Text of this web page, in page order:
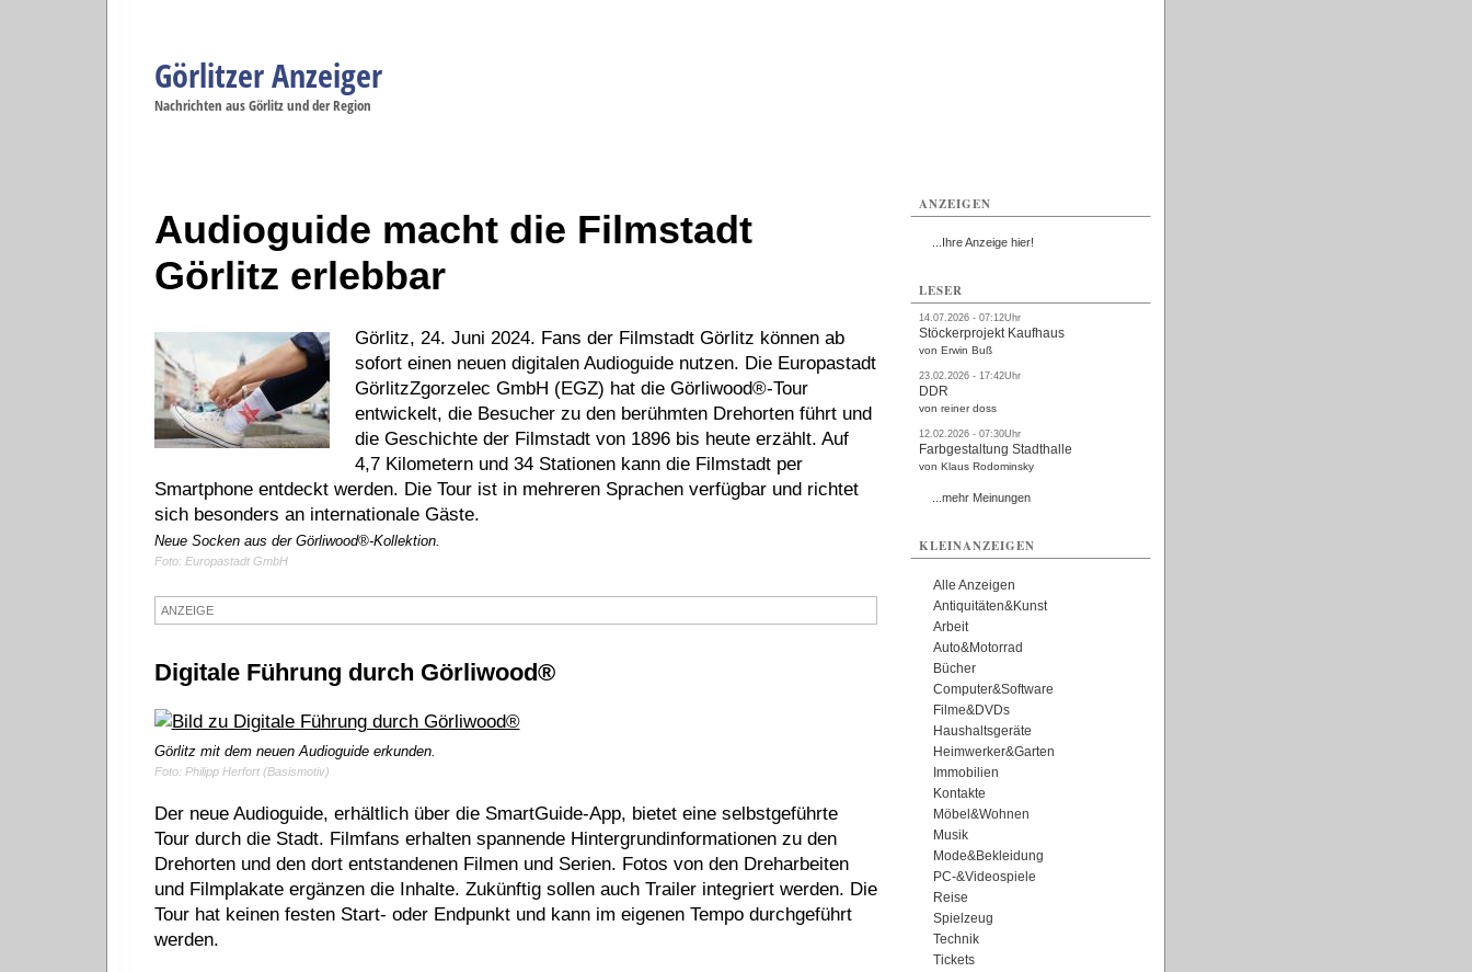
Görlitzer Anzeiger
Nachrichten aus Görlitz und der Region
Audioguide macht die Filmstadt
Görlitz erlebbar
Görlitz, 24. Juni 2024. Fans der Filmstadt Görlitz können ab
sofort einen neuen digitalen Audioguide nutzen. Die Europastadt
GörlitzZgorzelec GmbH (EGZ) hat die Görliwood®-Tour
entwickelt, die Besucher zu den berühmten Drehorten führt und
die Geschichte der Filmstadt von 1896 bis heute erzählt. Auf
4,7 Kilometern und 34 Stationen kann die Filmstadt per
Smartphone entdeckt werden. Die Tour ist in mehreren Sprachen verfügbar und richtet
sich besonders an internationale Gäste.
Neue Socken aus der Görliwood®-Kollektion.
Foto: Europastadt GmbH
ANZEIGE
Digitale Führung durch Görliwood®
Görlitz mit dem neuen Audioguide erkunden.
Foto: Philipp Herfort (Basismotiv)
Der neue Audioguide, erhältlich über die SmartGuide-App, bietet eine selbstgeführte
Tour durch die Stadt. Filmfans erhalten spannende Hintergrundinformationen zu den
Drehorten und den dort entstandenen Filmen und Serien. Fotos von den Dreharbeiten
und Filmplakate ergänzen die Inhalte. Zukünftig sollen auch Trailer integriert werden. Die
Tour hat keinen festen Start- oder Endpunkt und kann im eigenen Tempo durchgeführt
werden.
ANZEIGEN
...Ihre Anzeige hier!
LESER
14.07.2026 - 07:12Uhr
Stöckerprojekt Kaufhaus
von Erwin Buß
23.02.2026 - 17:42Uhr
DDR
von reiner doss
12.02.2026 - 07:30Uhr
Farbgestaltung Stadthalle
von Klaus Rodominsky
...mehr Meinungen
KLEINANZEIGEN
Alle Anzeigen
Antiquitäten&Kunst
Arbeit
Auto&Motorrad
Bücher
Computer&Software
Filme&DVDs
Haushaltsgeräte
Heimwerker&Garten
Immobilien
Kontakte
Möbel&Wohnen
Musik
Mode&Bekleidung
PC-&Videospiele
Reise
Spielzeug
Technik
Tickets